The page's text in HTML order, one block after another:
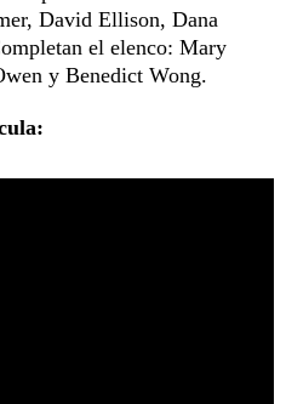
David Ellison, Dana
el elenco: Mary
y Benedict Wong.